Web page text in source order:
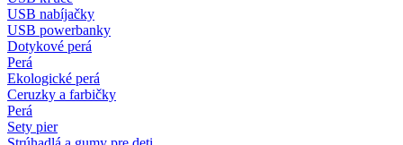
USB nabíjačky
USB powerbanky
Dotykové perá
Perá
Ekologické perá
Ceruzky a farbičky
Perá
Sety pier